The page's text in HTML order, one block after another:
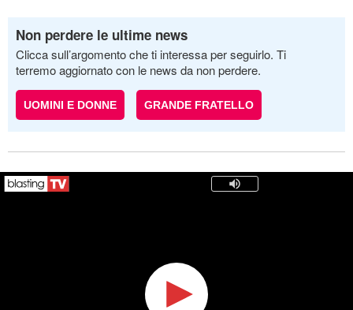
Non perdere le ultime news
Clicca sull’argomento che ti interessa per seguirlo. Ti
terremo aggiornato con le news da non perdere.
UOMINI E DONNE GRANDE FRATELLO